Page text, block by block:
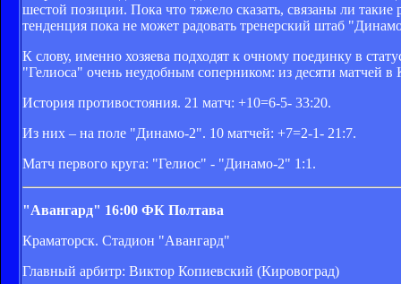
шестой позиции. Пока что тяжело сказать, связаны ли
тенденция пока не может радовать тренерский штаб
К слову, именно хозяева подходят к очному поединку в
"Гелиоса" очень неудобным соперником: из десяти матчей
История противостояния. 21 матч: +10=6-5- 33:20.
Из них – на поле "Динамо-2". 10 матчей: +7=2-1- 21:7.
Матч первого круга: "Гелиос" - "Динамо-2" 1:1.
"Авангард" 16:00 ФК Полтава
Краматорск. Стадион "Авангард"
Главный арбитр: Виктор Копиевский (Кировоград)